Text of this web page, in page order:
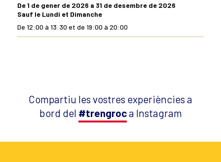
De 1 de gener de 2026 a 31 de desembre de 2026
Sauf le Lundi et Dimanche
De 12:00 à 13:30 et de 19:00 à 20:00
Compartiu les vostres experiències a
bord del #trengroca Instagram